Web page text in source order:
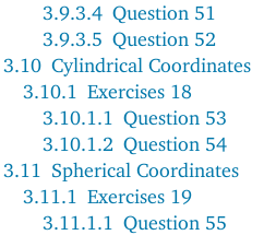
3.9.3.4 Question 51
3.9.3.5 Question 52
3.10 Cylindrical Coordinates
3.10.1 Exercises 18
3.10.1.1 Question 53
3.10.1.2 Question 54
3.11
Spherical Coordinates
3.11.1 Exercises 19
3.11.1.1 Question 55